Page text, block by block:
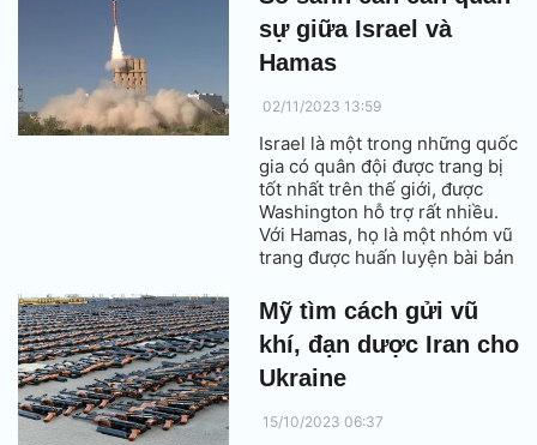
sự giữa Israel và
Hamas
02/11/2023 13:59
Israel là một trong những quốc
gia có quân đội được trang bị
tốt nhất trên thế giới, được
Washington hỗ trợ rất nhiều.
Với Hamas, họ là một nhóm vũ
trang được huấn luyện bài bản
mạnh trong khu vực.
Mỹ tìm cách gửi vũ
khí, đạn dược Iran cho
Ukraine
15/10/2023 06:37